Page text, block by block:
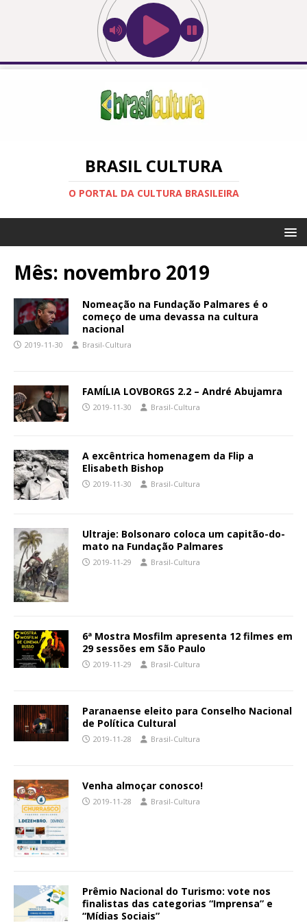
BRASIL CULTURA
O PORTAL DA CULTURA BRASILEIRA
Mês: novembro 2019
Nomeação na Fundação Palmares é o
começo de uma devassa na cultura
nacional
2019-11-30 Brasil-Cultura
FAMÍLIA LOVBORGS 2.2 – André Abujamra
2019-11-30 Brasil-Cultura
A excêntrica homenagem da Flip a
Elisabeth Bishop
2019-11-30 Brasil-Cultura
Ultraje: Bolsonaro coloca um capitão-do-
mato na Fundação Palmares
2019-11-29 Brasil-Cultura
6ª Mostra Mosfilm apresenta 12 filmes em
29 sessões em São Paulo
2019-11-29 Brasil-Cultura
Paranaense eleito para Conselho Nacional
de Política Cultural
2019-11-28 Brasil-Cultura
Venha almoçar conosco!
2019-11-28 Brasil-Cultura
Prêmio Nacional do Turismo: vote nos
finalistas das categorias “Imprensa” e
“Mídias Sociais”